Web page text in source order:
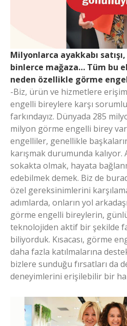
Milyonlarca ayakkabı
binlerce mağaza… Tüm bu
neden özellikle görme
-Biz, ürün ve hizmetlere
engelli bireylere karşı
farkındayız. Dünyada 285
milyon görme engelli birey
engelliler, genellikle
karışmak durumunda kalıyor.
sokakta olmak, hayata
edebilmek demek. Biz de
özel gereksinimlerini
adımlarda, onların yol
görme engelli bireylerin,
teknolojiden aktif bir şekilde
biliyorduk. Kısacası, görme
daha fazla katılmalarına
bizlere sunduğu fırsatları da
deneyimlerini erişilebilir bir